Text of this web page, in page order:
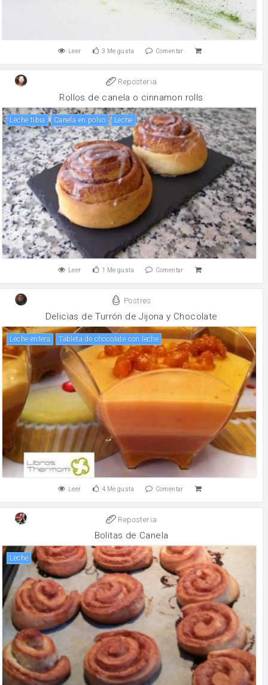
Leer 3 Me gusta Comentar
Reposteria
Rollos de canela o cinnamon rolls
Leche tibia canela en polvo leche
Leer 1 Me gusta Comentar
Postres
Delicias de Turrón de Jijona y Chocolate
leche entera Tableta de chocolate con leche
Leer 4 Me gusta Comentar
Reposteria
Bolitas de Canela
leche